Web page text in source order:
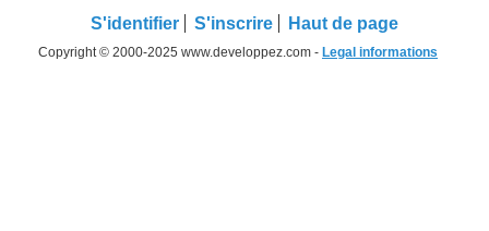
S'identifier S'inscrire Haut de page
Copyright © 2000-2025 www.developpez.com - Legal informations